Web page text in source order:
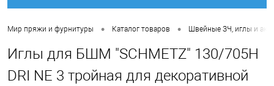
Мир пряжи и фурнитуры • Каталог товаров • Швейные ЗЧ, иглы и
Иглы для БШМ "SCHMETZ" 130/705Н
DRI NE 3 тройная для декоративной